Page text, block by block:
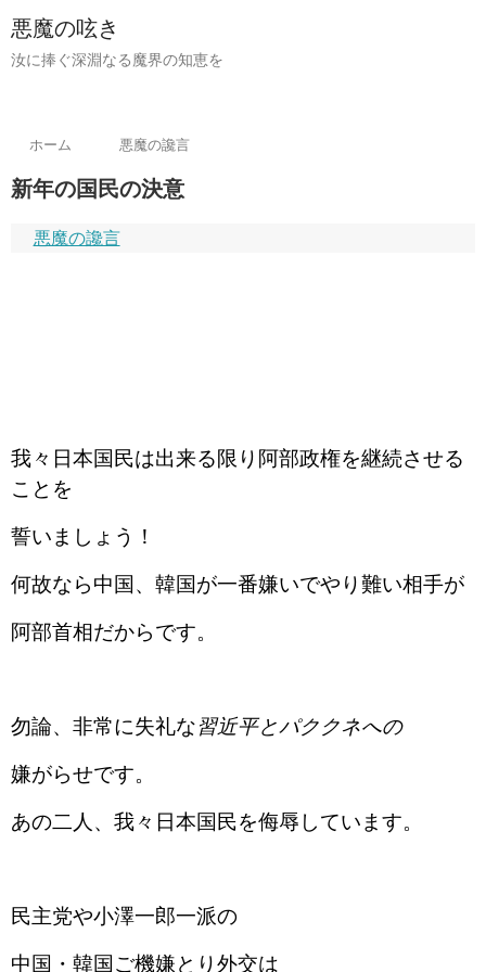
悪魔の呟き
汝に捧ぐ深淵なる魔界の知恵を
ホーム 悪魔の讒言
新年の国民の決意
悪魔の讒言
我々日本国民は出来る限り阿部政権を継続させる
ことを
誓いましょう！
何故なら中国、韓国が一番嫌いでやり難い相手が
阿部首相だからです。
勿論、非常に失礼な習近平とパククネへの
嫌がらせです。
あの二人、我々日本国民を侮辱しています。
民主党や小澤一郎一派の
中国・韓国ご機嫌とり外交は